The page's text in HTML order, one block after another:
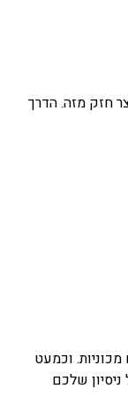
חזק מזה. הדרך
וכמעט
שלכם